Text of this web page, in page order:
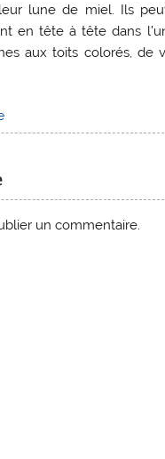
lune de miel. Ils
en tête à tête dans
aux toits colorés,
un commentaire.